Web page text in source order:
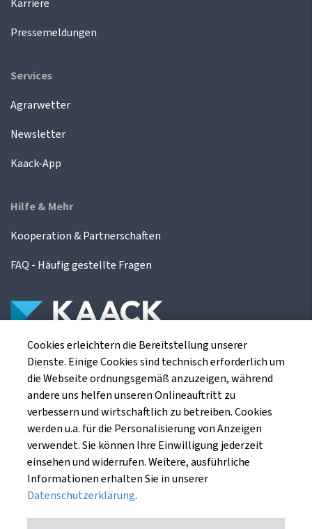
Karriere
Pressemeldungen
Services
Agrarwetter
Newsletter
Kaack-App
Hilfe & Mehr
Kooperation & Partnerschaften
FAQ - Häufig gestellte Fragen
Die Kaack Terminhandel GmbH ist ein
Finanzdienstleistungsinstitut für die europäischen
Agrarterminbörsen.
Kaack Terminhandel GmbH
Am Markt 8
49661 Cloppenburg
Cookies erleichtern die Bereitstellung unserer
Dienste. Einige Cookies sind technisch erforderlich um
die Webseite ordnungsgemäß anzuzeigen, während
andere uns helfen unseren Onlineauftritt zu
verbessern und wirtschaftlich zu betreiben. Cookies
werden u.a. für die Personalisierung von Anzeigen
verwendet. Sie können Ihre Einwilligung jederzeit
einsehen und widerrufen. Weitere, ausführliche
Informationen erhalten Sie in unserer
Datenschutzerklärung.